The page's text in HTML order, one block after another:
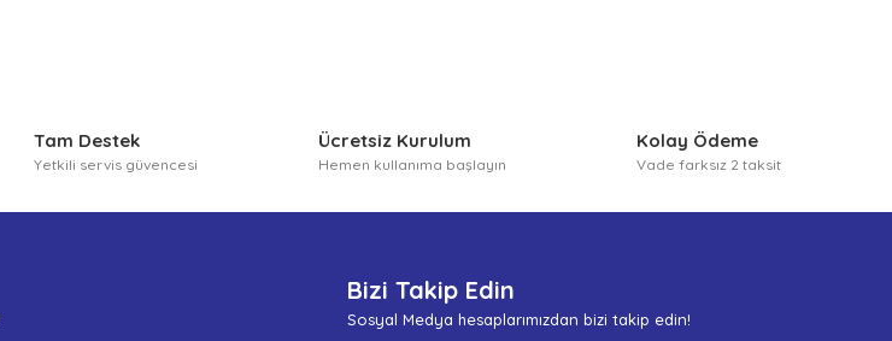
Tam Destek
Yetkili servis güvencesi
Ücretsiz Kurulum
Hemen kullanıma başlayın
Kolay Ödeme
Vade farksız 2 taksit
Bizi Takip Edin
Sosyal Medya hesaplarımızdan bizi takip edin!